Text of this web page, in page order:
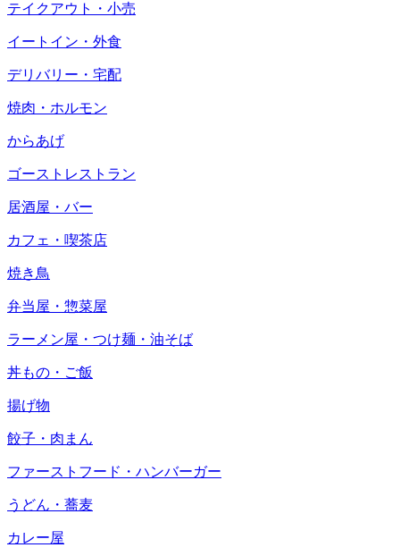
テイクアウト・小売
イートイン・外食
デリバリー・宅配
焼肉・ホルモン
からあげ
ゴーストレストラン
居酒屋・バー
カフェ・喫茶店
焼き鳥
弁当屋・惣菜屋
ラーメン屋・つけ麺・油そば
丼もの・ご飯
揚げ物
餃子・肉まん
ファーストフード・ハンバーガー
うどん・蕎麦
カレー屋